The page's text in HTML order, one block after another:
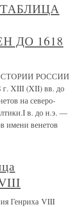
ДО 1618
РОССИИ
XIII (XII) вв. до
на северо-
в. до н.э. —
имени венетов
Генриха VIII